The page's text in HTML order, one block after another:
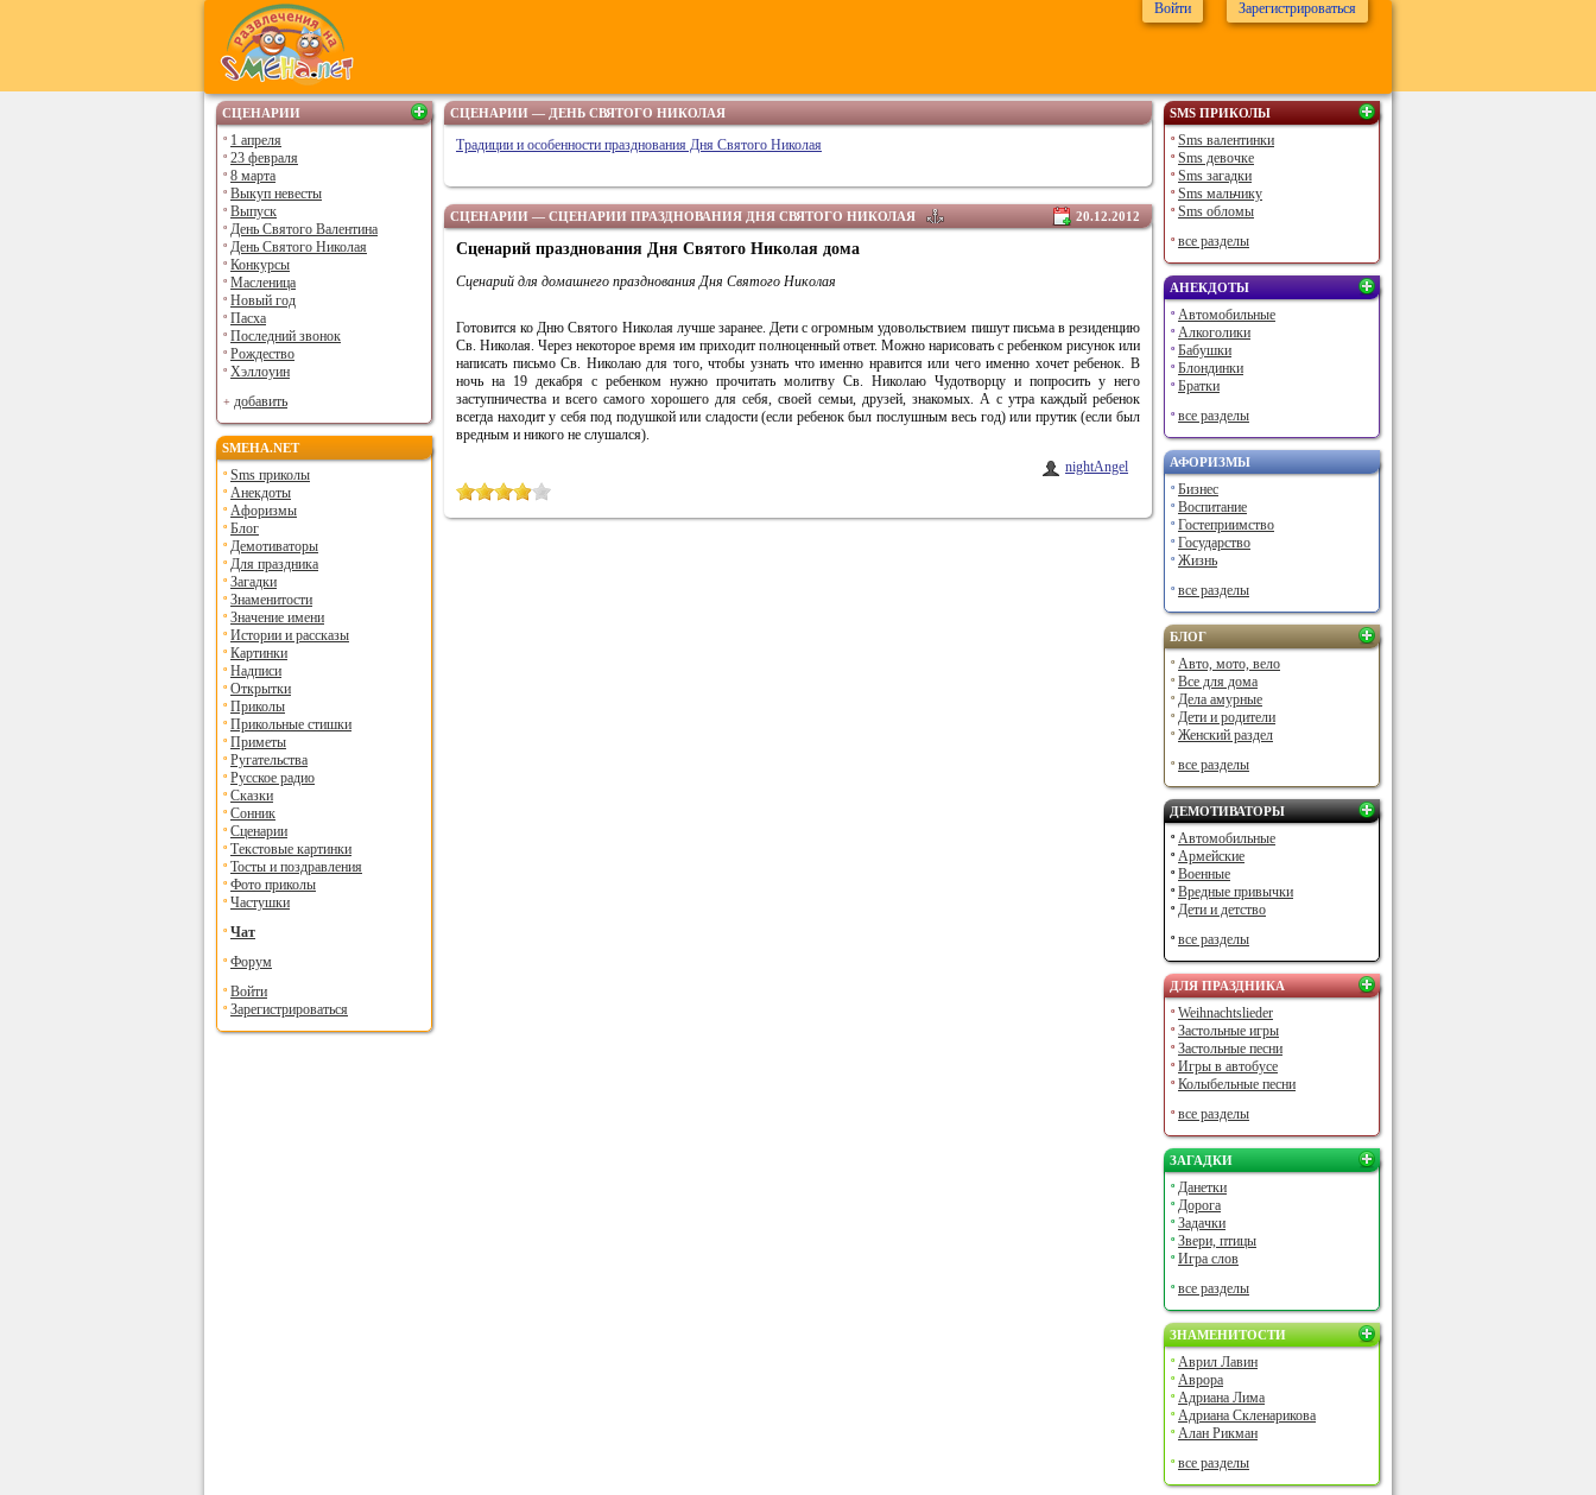
СЦЕНАРИИ
1 апреля
23 февраля
8 марта
Выкуп невесты
Выпуск
День Святого Валентина
День Святого Николая
Конкурсы
Масленица
Новый год
Пасха
Последний звонок
Рождество
Хэллоуин
добавить
SMEHA.NET
Sms приколы
Анекдоты
Афоризмы
Блог
Демотиваторы
Для праздника
Загадки
Знаменитости
Значение имени
Истории и рассказы
Картинки
Надписи
Открытки
Приколы
Прикольные стишки
Приметы
Ругательства
Русское радио
Сказки
Сонник
Сценарии
Текстовые картинки
Тосты и поздравления
Фото приколы
Частушки
Чат
Форум
Войти
Зарегистрироваться
СЦЕНАРИИ — ДЕНЬ СВЯТОГО НИКОЛАЯ
Традиции и особенности празднования Дня Святого Николая
СЦЕНАРИИ — СЦЕНАРИИ ПРАЗДНОВАНИЯ ДНЯ СВЯТОГО НИКОЛАЯ 20.12.2012
Сценарий празднования Дня Святого Николая дома
Сценарий для домашнего празднования Дня Святого Николая
Готовится ко Дню Святого Николая лучше заранее. Дети с огромным удовольствием пишут письма в резиденцию
Св. Николая. Через некоторое время им приходит полноценный ответ. Можно нарисовать с ребенком рисунок или
написать письмо Св. Николаю для того, чтобы узнать что именно нравится или чего именно хочет ребенок. В
ночь на 19 декабря с ребенком нужно прочитать молитву Св. Николаю Чудотворцу и попросить у него
заступничества и всего самого хорошего для себя, своей семьи, друзей, знакомых. А с утра каждый ребенок
всегда находит у себя под подушкой или сладости (если ребенок был послушным весь год) или прутик (если был
вредным и никого не слушался).
nightAngel
SMS ПРИКОЛЫ
Sms валентинки
Sms девочке
Sms загадки
Sms мальчику
Sms обломы
все разделы
АНЕКДОТЫ
Автомобильные
Алкоголики
Бабушки
Блондинки
Братки
все разделы
АФОРИЗМЫ
Бизнес
Воспитание
Гостеприимство
Государство
Жизнь
все разделы
БЛОГ
Авто, мото, вело
Все для дома
Дела амурные
Дети и родители
Женский раздел
все разделы
ДЕМОТИВАТОРЫ
Автомобильные
Армейские
Военные
Вредные привычки
Дети и детство
все разделы
ДЛЯ ПРАЗДНИКА
Weihnachtslieder
Застольные игры
Застольные песни
Игры в автобусе
Колыбельные песни
все разделы
ЗАГАДКИ
Данетки
Дорога
Задачки
Звери, птицы
Игра слов
все разделы
ЗНАМЕНИТОСТИ
Аврил Лавин
Аврора
Адриана Лима
Адриана Скленарикова
Алан Рикман
все разделы
Войти Зарегистрироваться